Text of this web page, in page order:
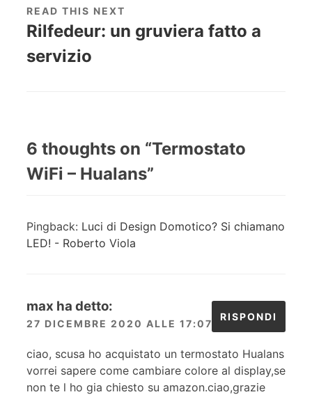
READ THIS NEXT
Rilfedeur: un gruviera fatto a
servizio
6 thoughts on “Termostato
WiFi – Hualans”
Pingback: Luci di Design Domotico? Si chiamano
LED! - Roberto Viola
max ha detto:
27 DICEMBRE 2020 ALLE 17:07
ciao, scusa ho acquistato un termostato Hualans
vorrei sapere come cambiare colore al display,se
non te l ho gia chiesto su amazon.ciao,grazie
RISPONDI